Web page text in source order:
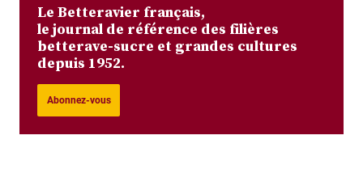
Le Betteravier français,
le journal de référence des filières
betterave-sucre et grandes cultures
depuis 1952.
Abonnez-vous